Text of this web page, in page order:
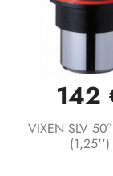
142
VIXEN SLV
(1,25'')